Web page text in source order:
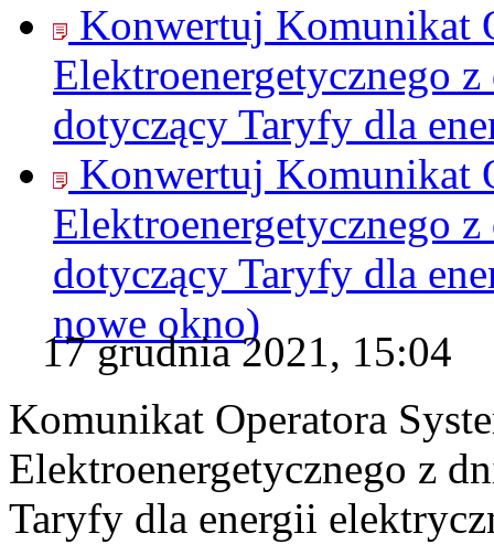
Konwertuj Komunikat
Elektroenergetycznego
dotyczący Taryfy dla
Konwertuj Komunikat
Elektroenergetycznego
dotyczący Taryfy dla
nowe okno)
17 grudnia 2021, 15:04
Komunikat Operatora
Elektroenergetycznego z
Taryfy dla energii